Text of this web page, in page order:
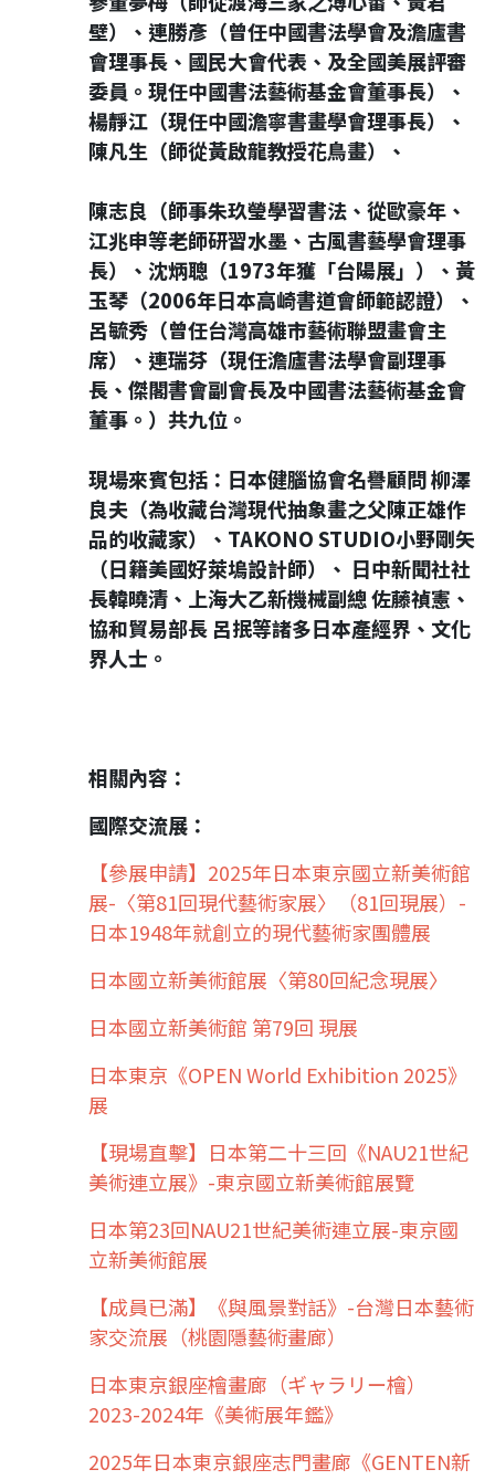
壁）、連勝彥（曾任中國書法學會及澹廬書
會理事長、國民大會代表、及全國美展評審
委員。現任中國書法藝術基金會董事長）、
楊靜江（現任中國澹寧書畫學會理事長）、
陳凡生（師從黃啟龍教授花鳥畫）、
陳志良（師事朱玖瑩學習書法、從歐豪年、
江兆申等老師研習水墨、古風書藝學會理事
長）、沈炳聰（1973年獲「台陽展」）、黃
玉琴（2006年日本高崎書道會師範認證）、
呂毓秀（曾任台灣高雄市藝術聯盟畫會主
席）、連瑞芬（現任澹廬書法學會副理事
長、傑閣書會副會長及中國書法藝術基金會
董事。）共九位。
現場來賓包括：日本健腦協會名譽顧問 柳澤
良夫（為收藏台灣現代抽象畫之父陳正雄作
品的收藏家）、TAKONO STUDIO小野剛矢
（日籍美國好萊塢設計師）、 日中新聞社社
長韓曉清、上海大乙新機械副總 佐藤禎憲、
協和貿易部長 呂抿等諸多日本產經界、文化
界人士。
相關內容：
國際交流展：
【參展申請】2025年日本東京國立新美術館
展-〈第81回現代藝術家展〉（81回現展）-
日本1948年就創立的現代藝術家團體展
日本國立新美術館展〈第80回紀念現展〉
日本國立新美術館 第79回 現展
日本東京《OPEN World Exhibition 2025》
展
【現場直擊】日本第二十三回《NAU21世紀
美術連立展》-東京國立新美術館展覽
日本第23回NAU21世紀美術連立展-東京國
立新美術館展
【成員已滿】《與風景對話》-台灣日本藝術
家交流展（桃園隱藝術畫廊）
日本東京銀座檜畫廊（ギャラリー檜）
2023-2024年《美術展年鑑》
2025年日本東京銀座志門畫廊《GENTEN新